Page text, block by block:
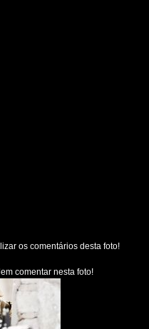
os comentários desta foto!
comentar nesta foto!